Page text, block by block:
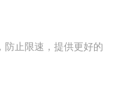
防止限速，提供更好的